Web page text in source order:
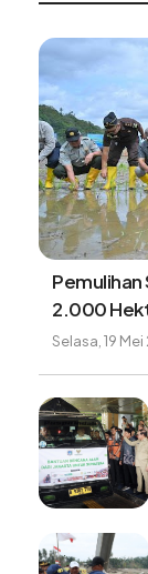
Pemulihan
2.000
Selasa, 19